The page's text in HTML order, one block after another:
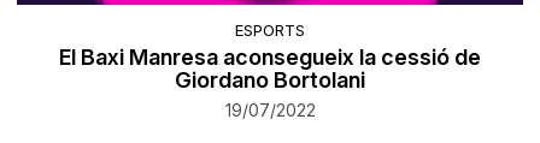
ESPORTS
El Baxi Manresa aconsegueix la cessió de
Giordano Bortolani
19/07/2022